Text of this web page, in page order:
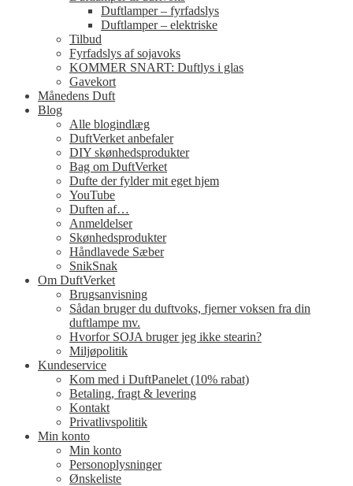
Duftlamper – fyrfadslys
Duftlamper – elektriske
Tilbud
Fyrfadslys af sojavoks
KOMMER SNART: Duftlys i glas
Gavekort
Månedens Duft
Blog
Alle blogindlæg
DuftVerket anbefaler
DIY skønhedsprodukter
Bag om DuftVerket
Dufte der fylder mit eget hjem
YouTube
Duften af…
Anmeldelser
Skønhedsprodukter
Håndlavede Sæber
SnikSnak
Om DuftVerket
Brugsanvisning
Sådan bruger du duftvoks, fjerner voksen fra din
duftlampe mv.
Hvorfor SOJA bruger jeg ikke stearin?
Miljøpolitik
Kundeservice
Kom med i DuftPanelet (10% rabat)
Betaling, fragt & levering
Kontakt
Privatlivspolitik
Min konto
Min konto
Personoplysninger
Ønskeliste